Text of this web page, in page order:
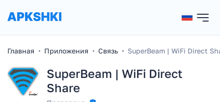
Главная Приложения Связь SuperBeam | WiFi Direct
SuperBeam | WiFi Direct
Share